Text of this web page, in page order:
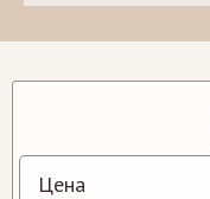
Цена